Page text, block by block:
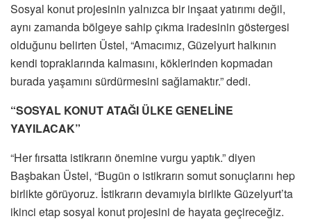
Sosyal konut projesinin yalnızca bir inşaat yatırımı değil,
aynı zamanda bölgeye sahip çıkma iradesinin göstergesi
olduğunu belirten Üstel, “Amacımız, Güzelyurt halkının
kendi topraklarında kalmasını, köklerinden kopmadan
burada yaşamını sürdürmesini sağlamaktır.” dedi.
“SOSYAL KONUT ATAĞI ÜLKE GENELİNE
YAYILACAK”
“Her fırsatta istikrarın önemine vurgu yaptık.” diyen
Başbakan Üstel, “Bugün o istikrarın somut sonuçlarını hep
birlikte görüyoruz. İstikrarın devamıyla birlikte Güzelyurt’ta
ikinci etap sosyal konut projesini de hayata geçireceğiz.